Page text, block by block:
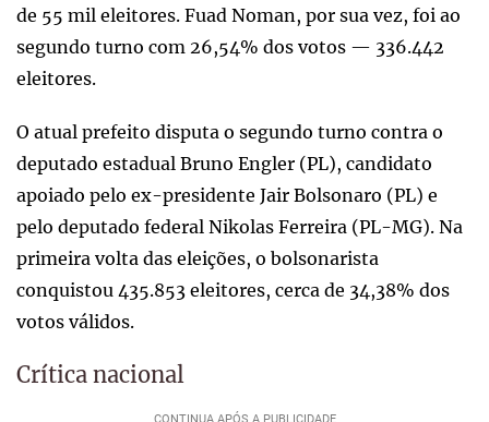
de 55 mil eleitores. Fuad Noman, por sua vez, foi ao
segundo turno com 26,54% dos votos — 336.442
eleitores.
O atual prefeito disputa o segundo turno contra o
deputado estadual Bruno Engler (PL), candidato
apoiado pelo ex-presidente Jair Bolsonaro (PL) e
pelo deputado federal Nikolas Ferreira (PL-MG). Na
primeira volta das eleições, o bolsonarista
conquistou 435.853 eleitores, cerca de 34,38% dos
votos válidos.
Crítica nacional